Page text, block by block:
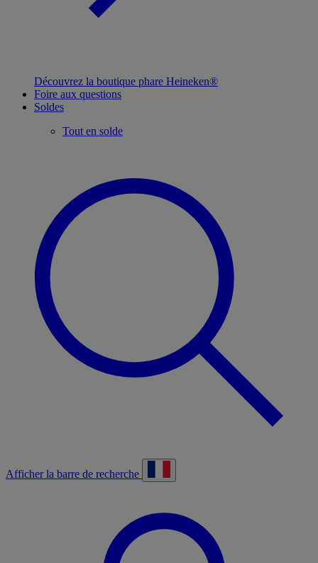
Découvrez la boutique phare Heineken®
Foire aux questions
Soldes
Tout en solde
Afficher la barre de recherche